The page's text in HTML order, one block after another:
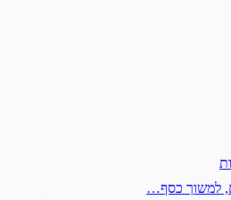
למשוך כסף…